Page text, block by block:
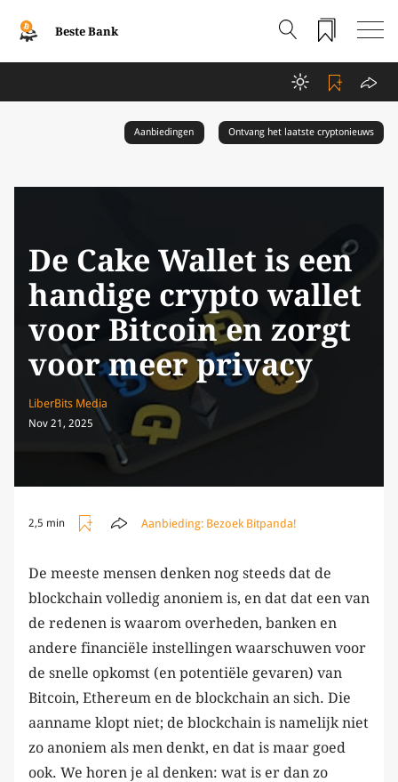
Beste Bank
Aanbiedingen Ontvang het laatste cryptonieuws
De Cake Wallet is een
handige crypto wallet
voor Bitcoin en zorgt
voor meer privacy
LiberBits Media
Nov 21, 2025
2,5 min Aanbieding: Bezoek Bitpanda!
De meeste mensen denken nog steeds dat de
blockchain volledig anoniem is, en dat dat een van
de redenen is waarom overheden, banken en
andere financiële instellingen waarschuwen voor
de snelle opkomst (en potentiële gevaren) van
Bitcoin, Ethereum en de blockchain an sich. Die
aanname klopt niet; de blockchain is namelijk niet
zo anoniem als men denkt, en dat is maar goed
ook. We horen je al denken: wat is er dan zo